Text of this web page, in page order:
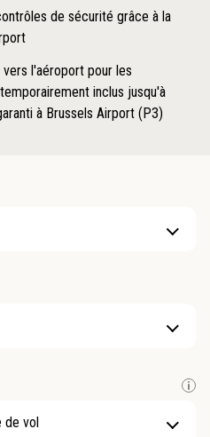
de sécurité grâce à la
l'aéroport pour les
inclus jusqu'à
à Brussels Airport (P3)
vol